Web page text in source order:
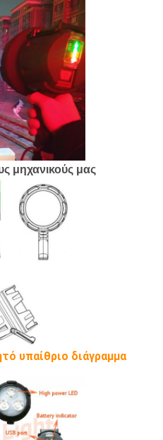
μηχανικούς μας
υπαίθριο διάγραμμα